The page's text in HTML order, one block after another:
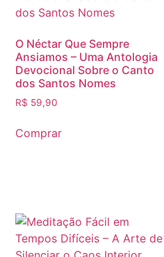
O Néctar Que Sempre
Ansiamos – Uma Antologia
Devocional Sobre o Canto
dos Santos Nomes
R$ 59,90
Comprar